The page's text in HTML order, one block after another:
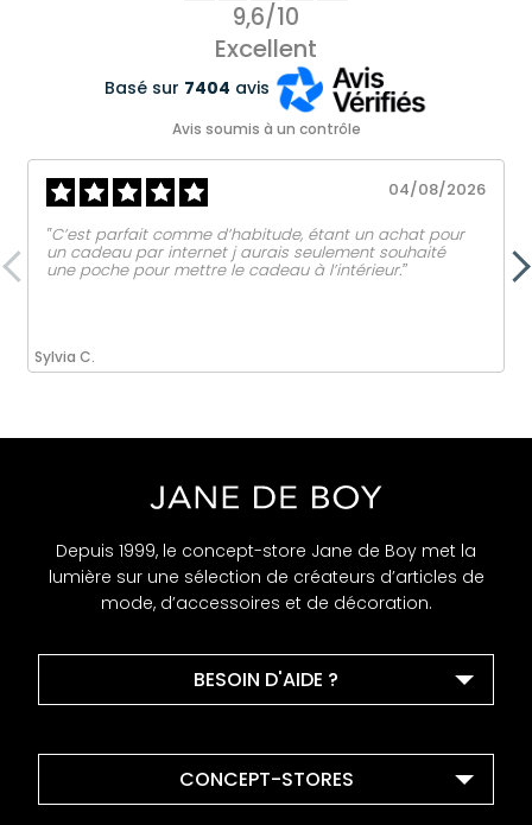
9,6/10
Excellent
Basé sur 7404 avis
Avis soumis à un contrôle
Sylvia C.
04/08/2026
‟C’est parfait comme d’habitude, étant un achat pour
un cadeau par internet j aurais seulement souhaité
une poche pour mettre le cadeau à l’intérieur.ˮ
Depuis 1999, le concept-store Jane de Boy met la
lumière sur une sélection de créateurs d’articles de
mode, d’accessoires et de décoration.
BESOIN D'AIDE ?
CONCEPT-STORES